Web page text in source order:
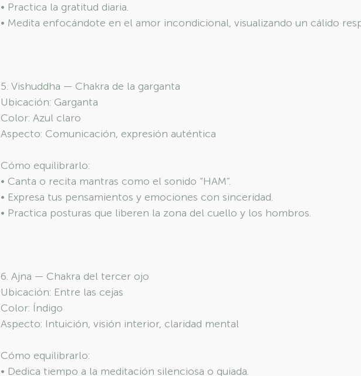
• Practica la gratitud diaria.
• Medita enfocándote en el amor incondicional, visualizando un cálido
5. Vishuddha — Chakra de la garganta
Ubicación: Garganta
Color: Azul claro
Aspecto: Comunicación, expresión auténtica
Cómo equilibrarlo:
• Canta o recita mantras como el sonido “HAM”.
• Expresa tus pensamientos y emociones con sinceridad.
• Practica posturas que liberen la zona del cuello y los hombros.
6. Ajna — Chakra del tercer ojo
Ubicación: Entre las cejas
Color: Índigo
Aspecto: Intuición, visión interior, claridad mental
Cómo equilibrarlo:
• Dedica tiempo a la meditación silenciosa o guiada.